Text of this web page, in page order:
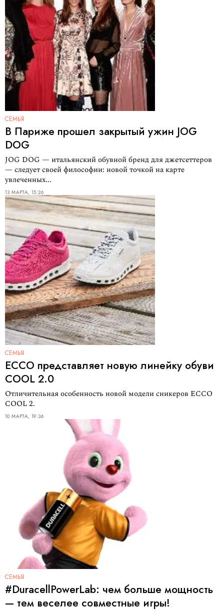
СЕМЬЯ
В Париже прошел закрытый ужин JOG
DOG
JOG DOG — итальянский обувной бренд для джетсеттеров
— следует своей философии: новой точкой на карте
увлеченных...
13 МАРТА, 15:26
СЕМЬЯ
ECCO представляет новую линейку обуви
COOL 2.0
Отличительная особенность новой модели сникеров ECCO
COOL 2.
10 МАРТА, 19:36
СЕМЬЯ
#DuracellPowerLab: чем больше мощность
— тем веселее совместные игры!